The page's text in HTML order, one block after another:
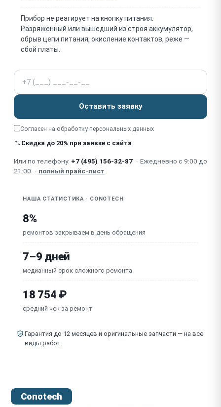
Выключается после выстрела
Программный сбой / зависание
Не работает Wi-Fi / стриминг
Не работает встроенный дальномер
Прибор не реагирует на кнопку питания.
Разряженный или вышедший из строя аккумулятор,
обрыв цепи питания, окисление контактов, реже —
сбой платы.
Телефон
Оставить заявку
Согласен на обработку персональных данных
Скидка до 20% при заявке с сайта
Или по телефону: +7 (495) 156-32-87 · Ежедневно с 9:00 до
21:00 · полный прайс-лист
НАША СТАТИСТИКА · CONOTECH
8%
ремонтов закрываем в день обращения
7–9 дней
медианный срок сложного ремонта
18 754 ₽
средний чек за ремонт
Гарантия до 12 месяцев и оригинальные запчасти — на все
виды работ.
Conotech